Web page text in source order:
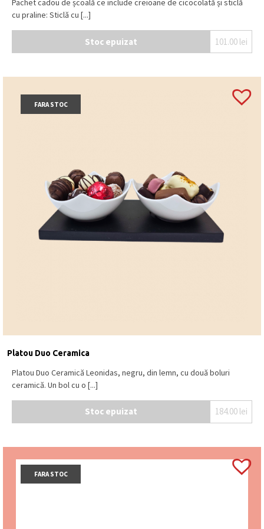
Pachet cadou de școală ce include creioane de cicocolată și sticlă
cu praline: Sticlă cu [...]
Stoc epuizat 101.00 lei
FARA STOC
Platou Duo Ceramica
Platou Duo Ceramică Leonidas, negru, din lemn, cu două boluri
ceramică. Un bol cu o [...]
Stoc epuizat 184.00 lei
FARA STOC